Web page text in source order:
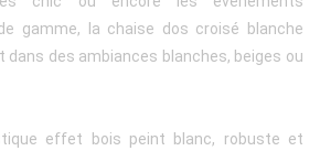
gamme, la chaise dos croisé blanche
dans des ambiances blanches, beiges ou
effet bois peint blanc, robuste et